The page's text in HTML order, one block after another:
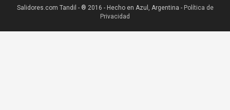
Salidores.com Tandil - ® 2016 - Hecho en Azul, Argentina - Política de
Privacidad